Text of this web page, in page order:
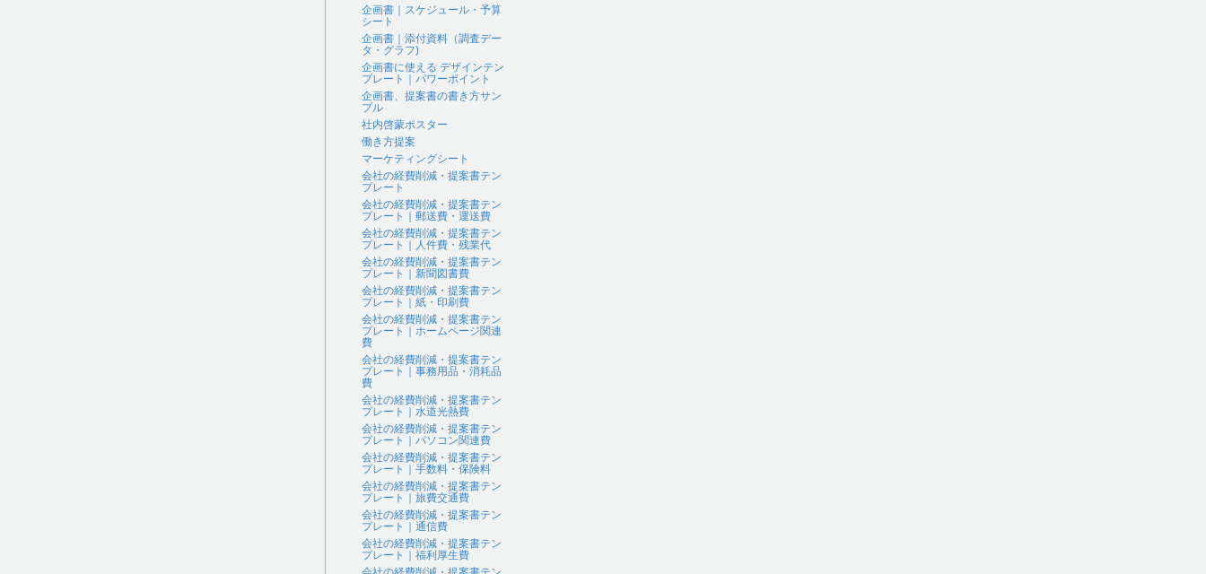
企画書｜スケジュール・予算
シート
企画書｜添付資料（調査デー
タ・グラフ)
企画書に使える デザインテン
プレート｜パワーポイント
企画書、提案書の書き方サン
プル
社内啓蒙ポスター
働き方提案
マーケティングシート
会社の経費削減・提案書テン
プレート
会社の経費削減・提案書テン
プレート｜郵送費・運送費
会社の経費削減・提案書テン
プレート｜人件費・残業代
会社の経費削減・提案書テン
プレート｜新聞図書費
会社の経費削減・提案書テン
プレート｜紙・印刷費
会社の経費削減・提案書テン
プレート｜ホームページ関連
費
会社の経費削減・提案書テン
プレート｜事務用品・消耗品
費
会社の経費削減・提案書テン
プレート｜水道光熱費
会社の経費削減・提案書テン
プレート｜パソコン関連費
会社の経費削減・提案書テン
プレート｜手数料・保険料
会社の経費削減・提案書テン
プレート｜旅費交通費
会社の経費削減・提案書テン
プレート｜通信費
会社の経費削減・提案書テン
プレート｜福利厚生費